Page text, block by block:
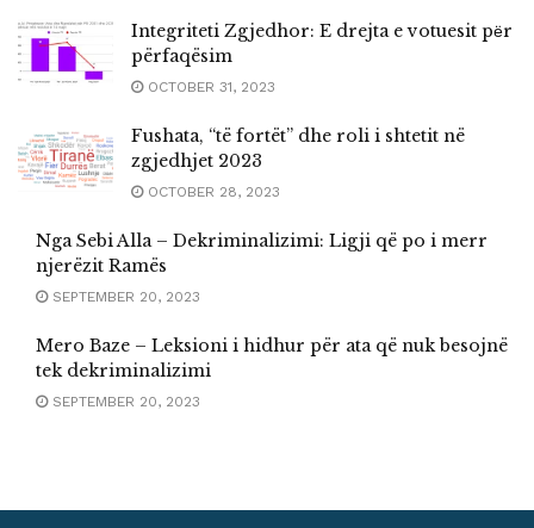
Integriteti Zgjedhor: E drejta e votuesit pёr
përfaqësim
OCTOBER 31, 2023
Fushata, “të fortët” dhe roli i shtetit në
zgjedhjet 2023
OCTOBER 28, 2023
Nga Sebi Alla – Dekriminalizimi: Ligji që po i merr
njerëzit Ramës
SEPTEMBER 20, 2023
Mero Baze – Leksioni i hidhur për ata që nuk besojnë
tek dekriminalizimi
SEPTEMBER 20, 2023